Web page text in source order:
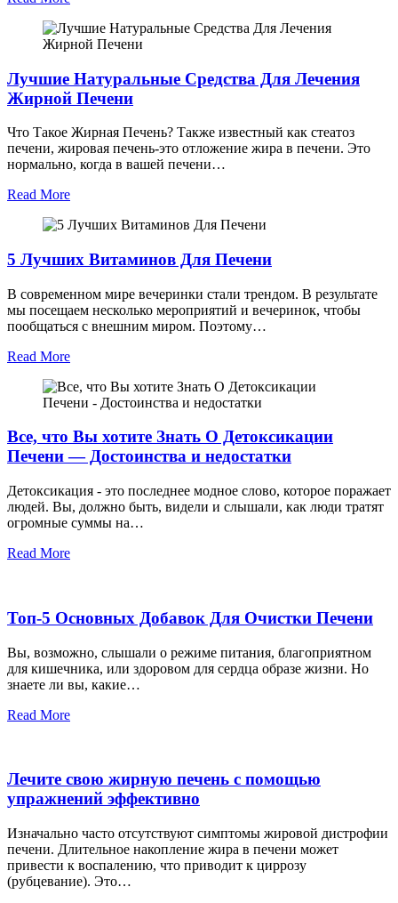
Лучшие Натуральные Средства Для Лечения
Жирной Печени
Что Такое Жирная Печень? Также известный как стеатоз
печени, жировая печень-это отложение жира в печени. Это
нормально, когда в вашей печени…
Read More
5 Лучших Витаминов Для Печени
В современном мире вечеринки стали трендом. В результате
мы посещаем несколько мероприятий и вечеринок, чтобы
пообщаться с внешним миром. Поэтому…
Read More
Все, что Вы хотите Знать О Детоксикации
Печени — Достоинства и недостатки
Детоксикация - это последнее модное слово, которое поражает
людей. Вы, должно быть, видели и слышали, как люди тратят
огромные суммы на…
Read More
Топ-5 Основных Добавок Для Очистки Печени
Вы, возможно, слышали о режиме питания, благоприятном
для кишечника, или здоровом для сердца образе жизни. Но
знаете ли вы, какие…
Read More
Лечите свою жирную печень с помощью
упражнений эффективно
Изначально часто отсутствуют симптомы жировой дистрофии
печени. Длительное накопление жира в печени может
привести к воспалению, что приводит к циррозу
(рубцевание). Это…